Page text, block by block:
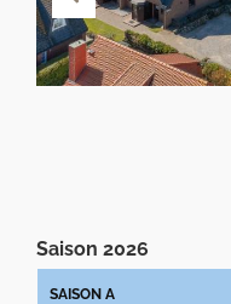
Saison 2026
SAISON A